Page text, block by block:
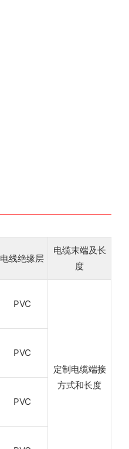
电线绝缘层
电缆末端及长
度
PVC
定制电缆端接
方式和长度
PVC
PVC